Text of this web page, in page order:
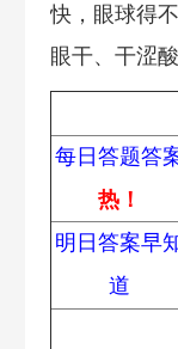
快，眼球得
眼干、干涩
每日答题答
热！
明日答案早
道